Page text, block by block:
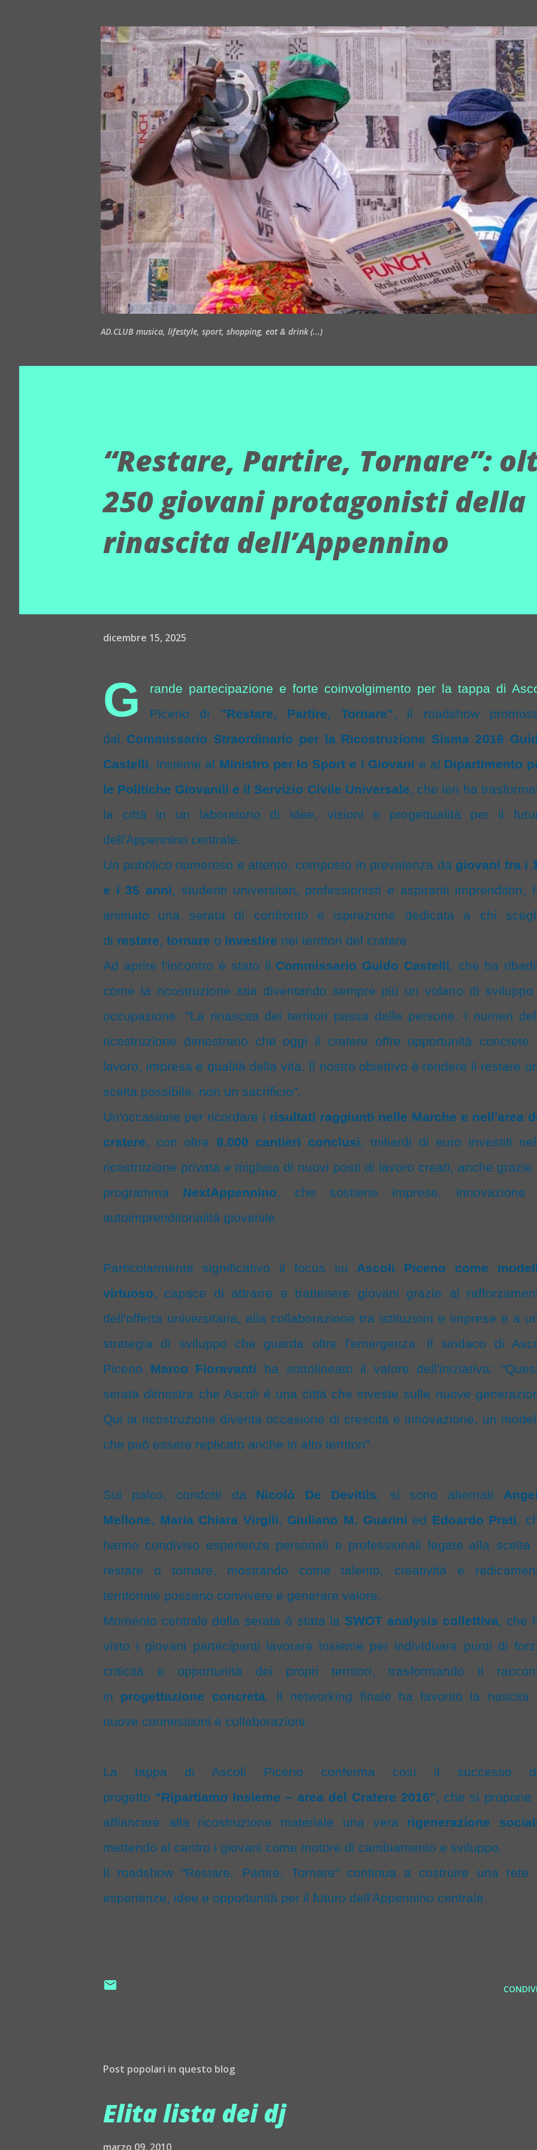
AD.CLUB musica, lifestyle, sport, shopping, eat & drink (...)
“Restare, Partire, Tornare”:
250 giovani protagonisti della
rinascita dell’Appennino
dicembre 15, 2025
G
rande partecipazione e forte coinvolgimento per la tappa di
Piceno di "Restare, Partire, Tornare", il roadshow
dal Commissario Straordinario per la Ricostruzione Sisma 2016
Castelli, insieme al Ministro per lo Sport e i Giovani e al Dipartimento
le Politiche Giovanili e il Servizio Civile Universale, che ieri ha
la città in un laboratorio di idee, visioni e progettualità per il
dell'Appennino centrale.
Un pubblico numeroso e attento, composto in prevalenza da giovani tra i
e i 35 anni, studenti universitari, professionisti e aspiranti imprenditori,
animato una serata di confronto e ispirazione dedicata a chi
di restare, tornare o investire nei territori del cratere.
Ad aprire l'incontro è stato il Commissario Guido Castelli, che ha
come la ricostruzione stia diventando sempre più un volano di
occupazione: "La rinascita dei territori passa dalle persone. I numeri
ricostruzione dimostrano che oggi il cratere offre opportunità concrete
lavoro, impresa e qualità della vita. Il nostro obiettivo è rendere il restare
scelta possibile, non un sacrificio".
Un'occasione per ricordare i risultati raggiunti nelle Marche e nell'area
cratere, con oltre 8.000 cantieri conclusi, miliardi di euro investiti
ricostruzione privata e migliaia di nuovi posti di lavoro creati, anche grazie
programma NextAppennino, che sostiene imprese, innovazione
autoimprenditorialità giovanile.
Particolarmente significativo il focus su Ascoli Piceno come
virtuoso, capace di attrarre e trattenere giovani grazie al
dell'offerta universitaria, alla collaborazione tra istituzioni e imprese e a
strategia di sviluppo che guarda oltre l'emergenza. Il sindaco di
Piceno Marco Fioravanti ha sottolineato il valore dell'iniziativa:
serata dimostra che Ascoli è una città che investe sulle nuove
Qui la ricostruzione diventa occasione di crescita e innovazione, un
che può essere replicato anche in altri territori".
Sul palco, condotti da Nicolò De Devitiis, si sono alternati
Mellone, Maria Chiara Virgili, Giuliano M. Guarini ed Edoardo Prati,
hanno condiviso esperienze personali e professionali legate alla scelta
restare o tornare, mostrando come talento, creatività e
territoriale possano convivere e generare valore.
Momento centrale della serata è stata la SWOT analysis collettiva, che
visto i giovani partecipanti lavorare insieme per individuare punti di
criticità e opportunità dei propri territori, trasformando il
in progettazione concreta. Il networking finale ha favorito la nascita
nuove connessioni e collaborazioni.
La tappa di Ascoli Piceno conferma così il successo
progetto "Ripartiamo Insieme – area del Cratere 2016", che si propone
affiancare alla ricostruzione materiale una vera rigenerazione
mettendo al centro i giovani come motore di cambiamento e sviluppo.
Il roadshow "Restare, Partire, Tornare" continua a costruire una rete
esperienze, idee e opportunità per il futuro dell'Appennino centrale.
Post popolari in questo blog
Elita lista dei dj
marzo 09, 2010